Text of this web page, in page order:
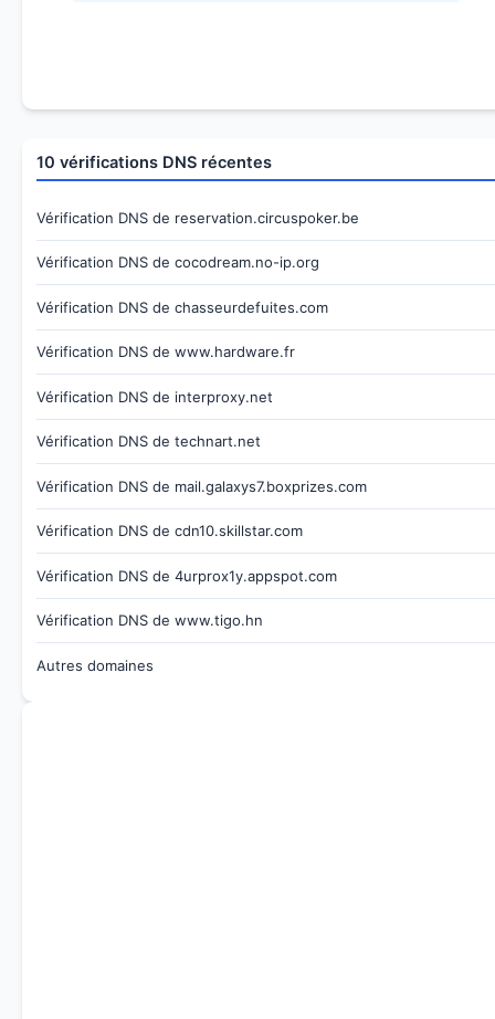
10 vérifications DNS récentes
Vérification DNS de reservation.circuspoker.be
Vérification DNS de cocodream.no-ip.org
Vérification DNS de chasseurdefuites.com
Vérification DNS de www.hardware.fr
Vérification DNS de interproxy.net
Vérification DNS de technart.net
Vérification DNS de mail.galaxys7.boxprizes.com
Vérification DNS de cdn10.skillstar.com
Vérification DNS de 4urprox1y.appspot.com
Vérification DNS de www.tigo.hn
Autres domaines